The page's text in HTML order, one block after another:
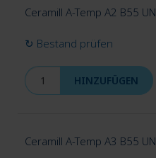
Ceramill A-Temp A2 B55 UN
↻ Bestand prüfen
HINZUFÜGEN
Ceramill A-Temp A3 B55 UN